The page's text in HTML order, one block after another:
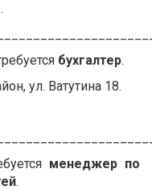
бухгалтер.
ул. Ватутина 18.
менеджер по
.